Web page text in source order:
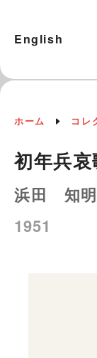
English
ホーム コレ
初年兵哀
浜田 知明
1951